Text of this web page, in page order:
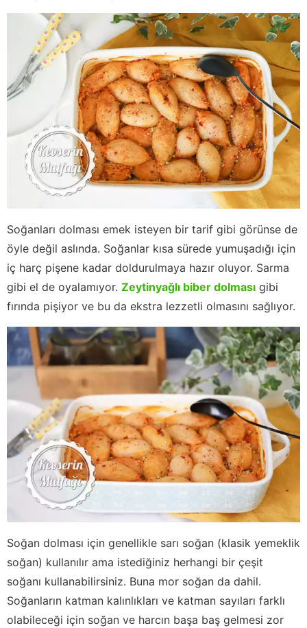
Soğanları dolması emek isteyen bir tarif gibi görünse de
öyle değil aslında. Soğanlar kısa sürede yumuşadığı için
iç harç pişene kadar doldurulmaya hazır oluyor. Sarma
gibi el de oyalamıyor. Zeytinyağlı biber dolması gibi
fırında pişiyor ve bu da ekstra lezzetli olmasını sağlıyor.
Soğan dolması için genellikle sarı soğan (klasik yemeklik
soğan) kullanılır ama istediğiniz herhangi bir çeşit
soğanı kullanabilirsiniz. Buna mor soğan da dahil.
Soğanların katman kalınlıkları ve katman sayıları farklı
olabileceği için soğan ve harcın başa baş gelmesi zor